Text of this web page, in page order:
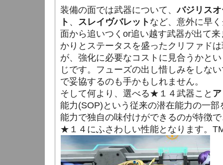
装備の面では武器について、バジリス
ト 、 スレイヴバレット など、意外に早く
面から追いつくor追い越す武器が出て
かりとステータスを盛ったクリファド
が、強化に必要なコストに見合うかと
じです。フューズの出し惜しみをしな
で妥協するのも手かもしれません。
そして何より、選べる★１４武器こと
能力(SOP)という従来の潜在能力の一
能力で独自の味付けができるのが特徴
★１４にふさわしい性能となります。